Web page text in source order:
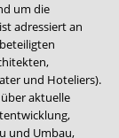
um die
adressiert an
und Hoteliers).
aktuelle
und Umbau,